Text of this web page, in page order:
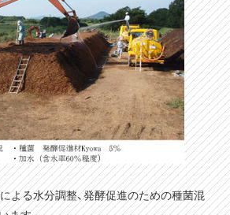
よる水分調整、発酵促進のための種菌混